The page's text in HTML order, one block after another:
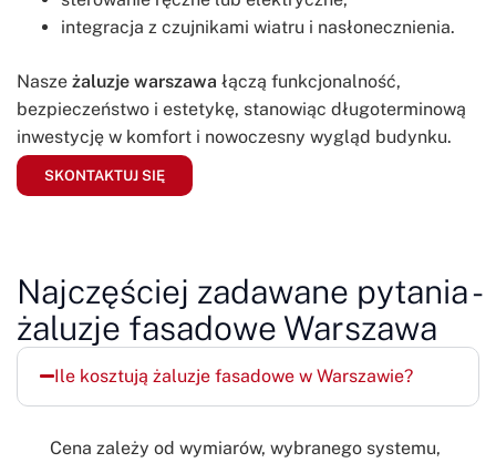
integracja z czujnikami wiatru i nasłonecznienia.
Nasze żaluzje warszawa łączą funkcjonalność,
bezpieczeństwo i estetykę, stanowiąc długoterminową
inwestycję w komfort i nowoczesny wygląd budynku.
SKONTAKTUJ SIĘ
Najczęściej zadawane pytania -
żaluzje fasadowe Warszawa
Ile kosztują żaluzje fasadowe w Warszawie?
Cena zależy od wymiarów, wybranego systemu,